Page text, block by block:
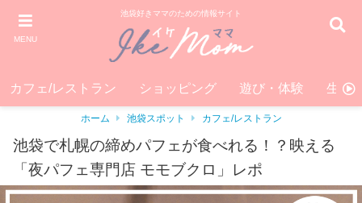
MENU
池袋好きママのための情報サイト
カフェ/レストラン ショッピング 遊び・体験 生活
ホーム 池袋スポット カフェ/レストラン
池袋で札幌の締めパフェが食べれる！？映える
「夜パフェ専門店 モモブクロ」レポ